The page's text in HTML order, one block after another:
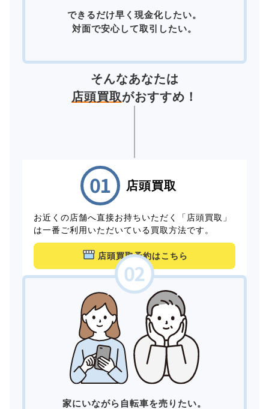
できるだけ早く現金化したい。
対面で安心して取引したい。
そんなあなたは
店頭買取がおすすめ！
店頭買取
お近くの店舗へ直接お持ちいただく「店頭買取」
は一番ご利用いただいている買取方法です。
店頭買取予約はこちら
家にいながら自転車を売りたい。